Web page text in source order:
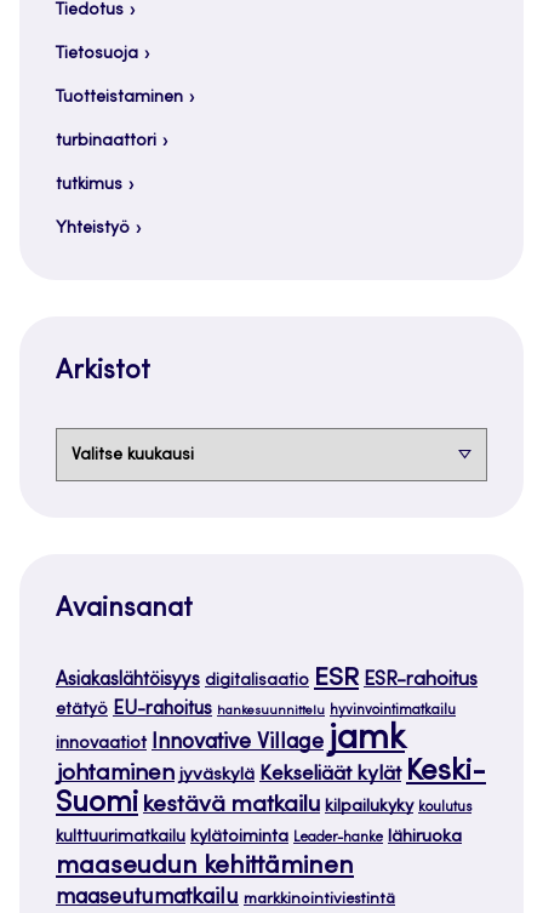
Tiedotus
Tietosuoja
Tuotteistaminen
turbinaattori
tutkimus
Yhteistyö
Arkistot
Avainsanat
Asiakaslähtöisyys digitalisaatio ESR ESR-rahoitus
etätyö EU-rahoitus hankesuunnittelu hyvinvointimatkailu
innovaatiot Innovative Village jamk
johtaminen jyväskylä Kekseliäät kylät Keski-
Suomi kestävä matkailu kilpailukyky koulutus
kulttuurimatkailu kylätoiminta Leader-hanke lähiruoka
maaseudun kehittäminen
maaseutumatkailu markkinointiviestintä